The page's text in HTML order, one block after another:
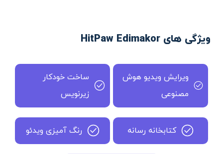
ویژگی های HitPaw Edimakor
ویرایش ویدیو هوش
مصنوعی
ساخت خودکار
زیرنویس
کتابخانه رسانه رنگ آمیزی ویدئو